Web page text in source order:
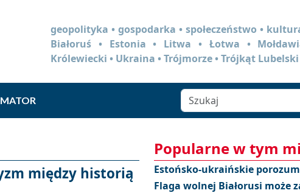
geopolityka • gospodarka • społeczeństwo •
Białoruś • Estonia • Litwa • Łotwa •
Królewiecki • Ukraina • Trójmorze • Trójkąt Lubelski
między historią
Popularne w tym
Estońsko-ukraińskie
Flaga wolnej Białorusi może